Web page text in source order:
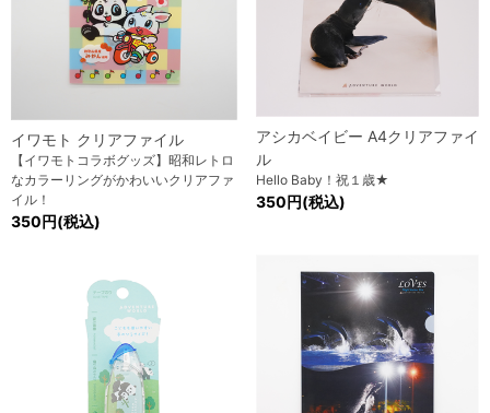
イワモト クリアファイル
【イワモトコラボグッズ】昭和レトロ
なカラーリングがかわいいクリアファ
イル！
350円(税込)
アシカベイビー A4クリアファイ
ル
Hello Baby！祝１歳★
350円(税込)